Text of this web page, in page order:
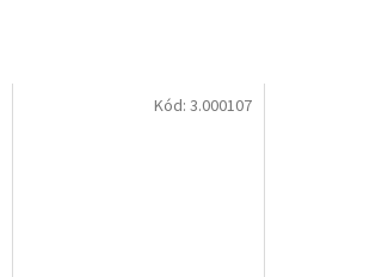
Kód: 3.000107